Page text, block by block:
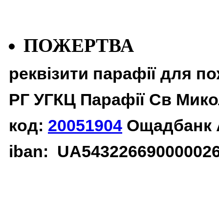
ПОЖЕРТВА
реквізити парафії для
РГ УГКЦ Парафії Св
код: 20051904 Ощадбанк
iban: